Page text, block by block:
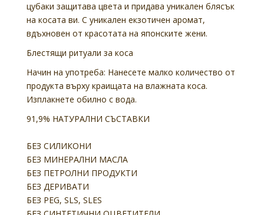
цубаки защитава цвета и придава уникален блясък
на косата ви. С уникален екзотичен аромат,
вдъхновен от красотата на японските жени.
Блестящи ритуали за коса
Начин на употреба: Нанесете малко количество от
продукта върху краищата на влажната коса.
Изплакнете обилно с вода.
91,9% НАТУРАЛНИ СЪСТАВКИ
БЕЗ СИЛИКОНИ
БЕЗ МИНЕРАЛНИ МАСЛА
БЕЗ ПЕТРОЛНИ ПРОДУКТИ
БЕЗ ДЕРИВАТИ
БЕЗ PEG, SLS, SLES